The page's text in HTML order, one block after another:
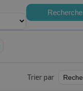
Recherche
Trier par